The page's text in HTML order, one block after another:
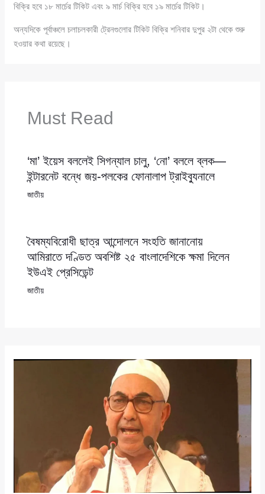
বিক্রি হবে ১৮ মার্চের টিকিট এবং ৯ মার্চ বিক্রি হবে ১৯ মার্চের টিকিট।
অন্যদিকে পূর্বাঞ্চলে চলাচলকারী ট্রেনগুলোর টিকিট বিক্রি শনিবার দুপুর ২টা থেকে শুরু
হওয়ার কথা রয়েছে।
Must Read
‘মা’ ইয়েস বললেই সিগন্যাল চালু, ‘নো’ বললে ব্লক—
ইন্টারনেট বন্ধে জয়-পলকের ফোনালাপ ট্রাইব্যুনালে
জাতীয়
বৈষম্যবিরোধী ছাত্র আন্দোলনে সংহতি জানানোয়
আমিরাতে দণ্ডিত অবশিষ্ট ২৫ বাংলাদেশিকে ক্ষমা দিলেন
ইউএই প্রেসিডেন্ট
জাতীয়